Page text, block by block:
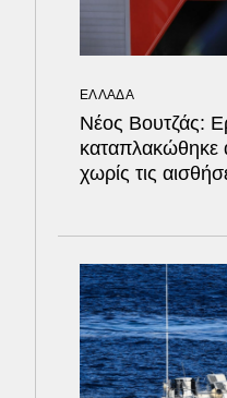
ΕΛΛΑΔΑ
Νέος Βουτζάς:
χωρίς τις